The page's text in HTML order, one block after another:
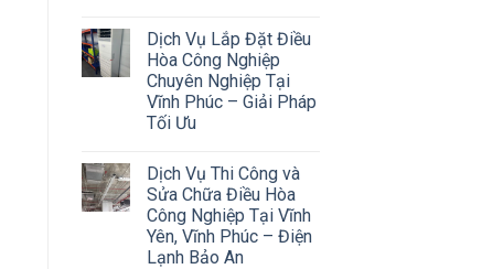
Dịch Vụ Lắp Đặt Điều
Hòa Công Nghiệp
Chuyên Nghiệp Tại
Vĩnh Phúc – Giải Pháp
Tối Ưu
Dịch Vụ Thi Công và
Sửa Chữa Điều Hòa
Công Nghiệp Tại Vĩnh
Yên, Vĩnh Phúc – Điện
Lạnh Bảo An